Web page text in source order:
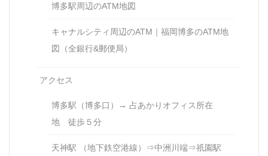
博多駅周辺のATM地図
キャナルシティ周辺のATM｜福岡博多のATM地
図（全銀行&郵便局）
アクセス
博多駅（博多口）→ 占あかりオフィス所在
地 徒歩５分
天神駅 （地下鉄空港線）⇒中洲川端⇒祇園駅